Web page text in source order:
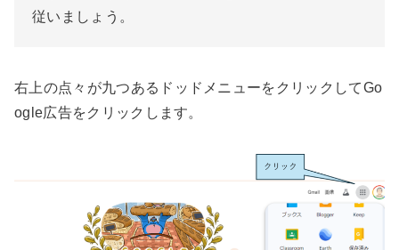
従いましょう。
右上の点々が九つあるドッドメニューをクリックしてGo
ogle広告をクリックします。